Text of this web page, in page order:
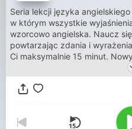
Seria lekcji języka
w którym wszystkie
wzorcowo angielska. Naucz
powtarzając zdania i
Ci maksymalnie 15 minut.
czwartek. Jeżeli doceniasz
zostań Patronem KNA dzięki
www.patronite.pl/kwadrans.
https://kwadransnaangielski.pl/
#polskipodcast